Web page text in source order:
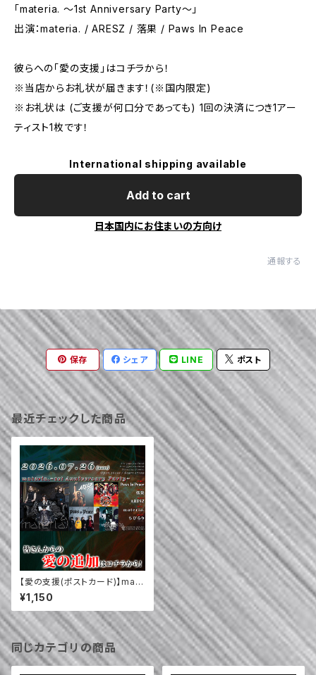
「materia. ～1st Anniversary Party～」
出演：materia. / ARESZ / 落果 / Paws In Peace
彼らへの「愛の支援」はコチラから！
※当店からお礼状が届きます！(※国内限定)
※お礼状は (ご支援が何口分であっても) 1回の決済につき1アー
ティスト1枚です！
International shipping available
Add to cart
日本国内にお住まいの方向け
通報する
保存 シェア LINE ポスト
最近チェックした商品
【愛の支援(ポストカード)】mate
ria. / ARESZ / 落果 / Paws In
Peace (7/26)
¥1,150
同じカテゴリの商品